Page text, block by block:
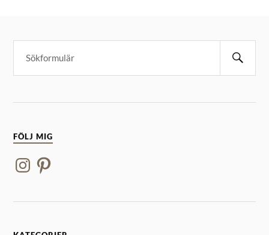
FÖLJ MIG